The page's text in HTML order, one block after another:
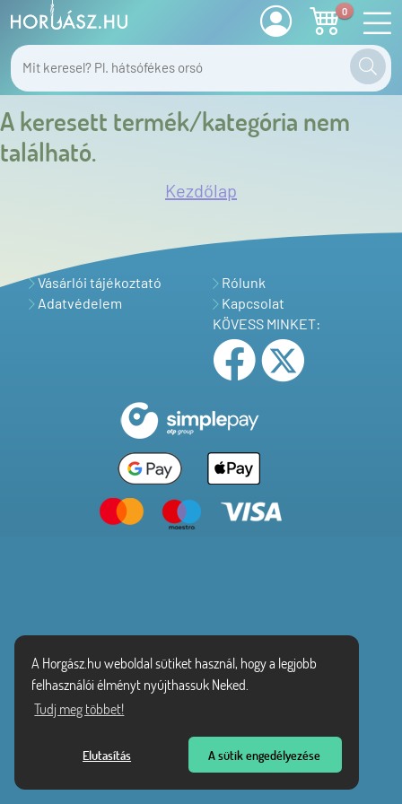
A Horgász.hu weboldal sütiket használ, hogy a legjobb
felhasználói élményt nyújthassuk Neked.
Tudj meg többet!
Elutasítás A sütik engedélyezése
0
A keresett termék/kategória nem
található.
Kezdőlap
Vásárlói tájékoztató
Adatvédelem
Rólunk
Kapcsolat
KÖVESS MINKET: